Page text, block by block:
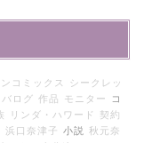
コミックス
シークレッ
バログ 作品 モニター
コ
リンダ・ハワード
契約
浜口奈津子 小説 秋元奈